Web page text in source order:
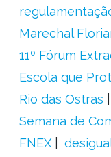
Marechal
11º Fórum
Escola que
Rio das Ostras
Semana de
FNEX